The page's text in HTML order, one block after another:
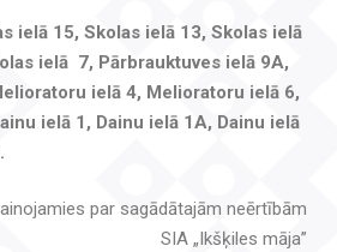
ielā 15, Skolas ielā 13, Skolas ielā
ielā 7, Pārbrauktuves ielā 9A,
ielā 4, Melioratoru ielā 6,
ielā 1, Dainu ielā 1A, Dainu ielā
par sagādātajām neērtībām
SIA „Ikšķiles māja”